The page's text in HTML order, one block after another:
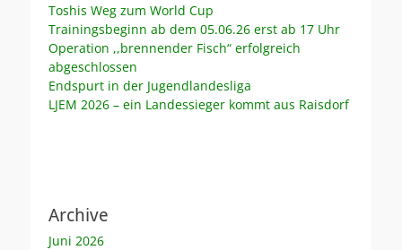
Toshis Weg zum World Cup
Trainingsbeginn ab dem 05.06.26 erst ab 17 Uhr
Operation ,,brennender Fisch“ erfolgreich
abgeschlossen
Endspurt in der Jugendlandesliga
LJEM 2026 – ein Landessieger kommt aus Raisdorf
Archive
Juni 2026